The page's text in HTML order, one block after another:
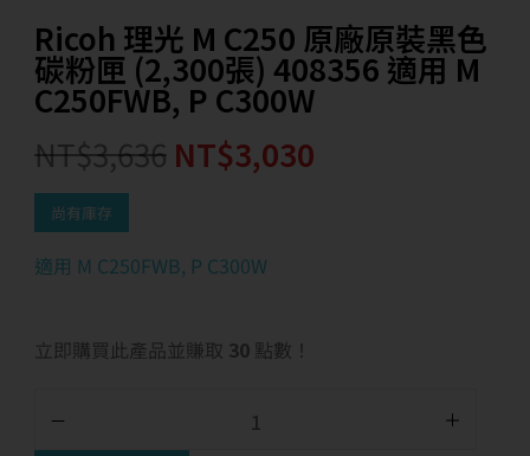
Ricoh 理光 M C250 原廠原裝黑色
碳粉匣 (2,300張) 408356 適用 M
C250FWB, P C300W
NT$3,636 NT$3,030
尚有庫存
適用 M C250FWB, P C300W
立即購買此產品並賺取 30 點數！